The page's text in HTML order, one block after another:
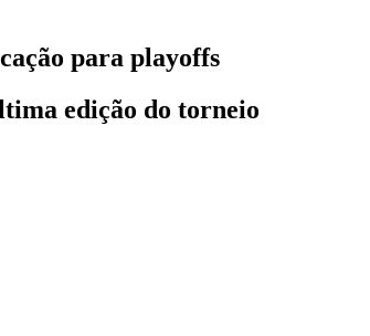
para playoffs
edição do torneio